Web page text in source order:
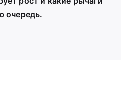
очередь.